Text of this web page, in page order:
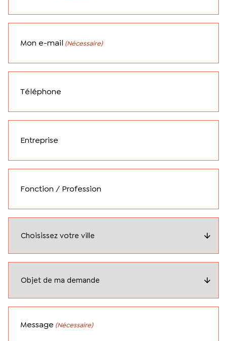
Mon e-mail (Nécessaire)
Téléphone
Entreprise
Fonction / Profession
Message (Nécessaire)